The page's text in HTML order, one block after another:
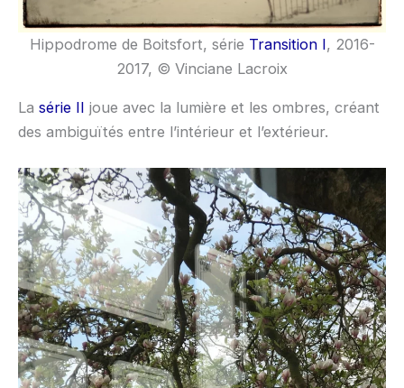
Hippodrome de Boitsfort, série Transition I, 2016-
2017, © Vinciane Lacroix
La série II joue avec la lumière et les ombres, créant
des ambiguïtés entre l’intérieur et l’extérieur.